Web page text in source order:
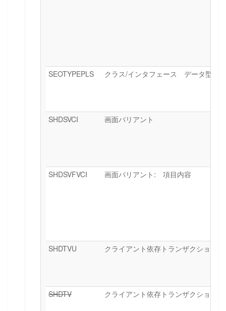
SEOTYPEPLS クラス/インタフェース データ型グ
SHDSVCI 画面バリアント
SHDSVFVCI 画面バリアント: 項目内容
SHDTVU クライアント依存トランザクション
SHDTV クライアント依存トランザクション